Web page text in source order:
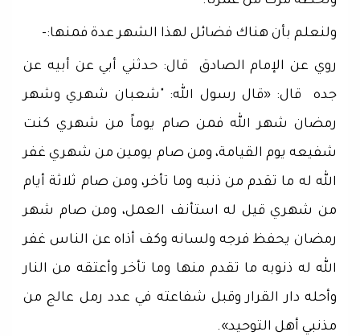
ولنعلم بأن هناك فضائل لهذا الشهر عدة فمنها:-
روي عن الإمام الصادق قال: حدثني أبي عن أبيه عن
جده قال: «‌قال رسول الله: "شعبان شهري وشهر
رمضان شهر الله فمن صام يوماً من شهري كنت
شفيعه يوم القيامة، ومن صام يومين من شهري غفر
الله له ما تقدم من ذنبه وما تأخر، ومن صام ثلاثة أيام
من شهري قيل له استأنف العمل، ومن صام شهر
رمضان يحفظ فرجه ولسانه وكف أذاه عن الناس غفر
الله له ذنوبه ما تقدم منها وما تأخر وأعتقه من النار
وأحله دار القرار وقبل شفاعته في عدد رمل عالج من
مذنبي أهل التوحيد».